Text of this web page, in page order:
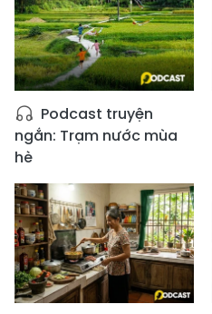
Podcast truyện
ngắn: Trạm nước mùa
hè